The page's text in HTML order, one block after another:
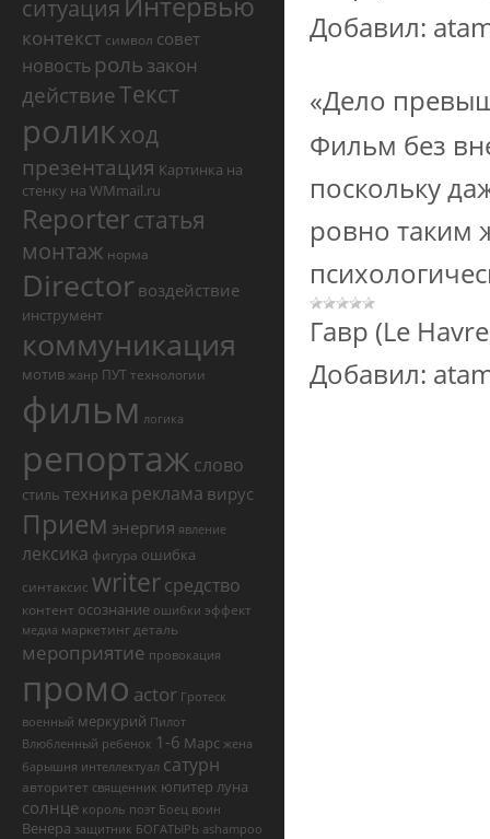
ситуация
контекст символ совет
новость роль закон
действиеТекст
роликход
презентация Картинка на
стенку на WMmail.ru
Reporterстатья
монтаж норма
Director воздействие
инструмент
коммуникация
мотив жанр ПУТ технологии
фильм логика
репортаж слово
стиль техника реклама вирус
Прием энергия явление
лексика фигура ошибка
синтаксис writerсредство
контент осознание ошибки эффект
медиа маркетингдеталь
мероприятие провокация
промо actor Гротеск
военный меркурий Пилот
Влюбленный ребенок 1-6 Марс жена
барышня интеллектуал сатурн
авторитет священник юпитер луна
солнце король поэт Боец воин
Венера защитник БОГАТЫРЬ ashampoo
Добавил:
«Дело
Фильм без
поскольку
ровно таким
Гавр (Le
Добавил: